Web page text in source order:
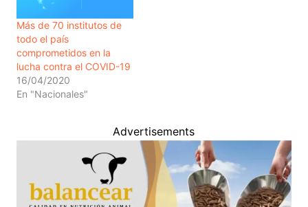
Más de 70 institutos de
todo el país
comprometidos en la
lucha contra el COVID-19
16/04/2020
En "Nacionales"
Advertisements